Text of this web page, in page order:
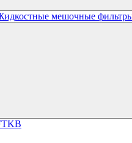
мешочные